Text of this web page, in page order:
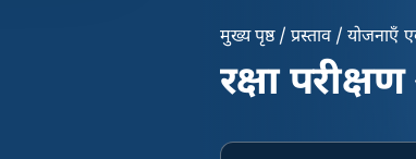
Breadcrumb
मुख्य पृष्ठ प्रस्ताव योजनाएँ
रक्षा